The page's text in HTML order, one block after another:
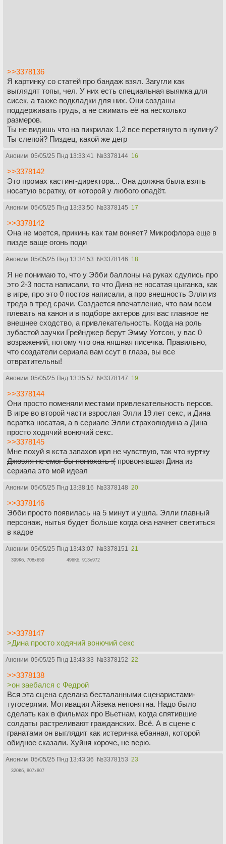
>>3378136
Я картинку со статей про бандаж взял. Загугли как
выглядят топы, чел. У них есть специальная выямка для
сисек, а также подкладки для них. Они созданы
поддерживать грудь, а не сжимать еë на несколько
размеров.
Ты не видишь что на пикрилах 1,2 все перетянуто в нулину?
Ты слепой? Пиздец, какой же дегр
Аноним 05/05/25 Пнд 13:33:41 №3378144 16
>>3378142
Это промах кастинг-директора... Она должна была взять
носатую всратку, от которой у любого опадёт.
Аноним 05/05/25 Пнд 13:33:50 №3378145 17
>>3378142
Она не моется, прикинь как там воняет? Микрофлора еще в
пизде ваще огонь поди
Аноним 05/05/25 Пнд 13:34:53 №3378146 18
Я не понимаю то, что у Эбби баллоны на руках сдулись про
это 2-3 поста написали, то что Дина не носатая цыганка, как
в игре, про это 0 постов написали, а про внешность Элли из
треда в тред срачи. Создается впечатление, что вам всем
плевать на канон и в подборе актеров для вас главное не
внешнее сходство, а привлекательность. Когда на роль
зубастой заучки Грейнджер берут Эмму Уотсон, у вас 0
возражений, потому что она няшная писечка. Правильно,
что создатели сериала вам ссут в глаза, вы все
отвратительны!
Аноним 05/05/25 Пнд 13:35:57 №3378147 19
>>3378144
Они просто поменяли местами привлекательность персов.
В игре во второй части взрослая Элли 19 лет секс, и Дина
всратка носатая, а в сериале Элли страхолюдина а Дина
просто ходячий вонючий секс.
>>3378145
Мне похуй я кста запахов ирл не чувствую, так что куртку
Джоэля не смог бы понюхать :( провонявшая Дина из
сериала это мой идеал
Аноним 05/05/25 Пнд 13:38:16 №3378148 20
>>3378146
Эбби просто появилась на 5 минут и ушла. Элли главный
персонаж, нытья будет больше когда она начнет светиться
в кадре
Аноним 05/05/25 Пнд 13:43:07 №3378151 21
399Кб, 708x659 496Кб, 913x972
>>3378147
>Дина просто ходячий вонючий секс
Аноним 05/05/25 Пнд 13:43:33 №3378152 22
>>3378138
>он заебался с Федрой
Вся эта сцена сделана бесталанными сценаристами-
тугосерями. Мотивация Айзека непонятна. Надо было
сделать как в фильмах про Вьетнам, когда спятившие
солдаты растреливают гражданских. Всё. А в сцене с
гранатами он выглядит как истеричка ебанная, которой
обидное сказали. Хуйня короче, не верю.
Аноним 05/05/25 Пнд 13:43:36 №3378153 23
320Кб, 807x807